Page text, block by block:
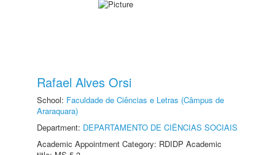
Rafael Alves Orsi
School: Faculdade de Ciências e Letras (Câmpus de
Araraquara)
Department: DEPARTAMENTO DE CIÊNCIAS SOCIAIS
Academic Appointment Category: RDIDP Academic